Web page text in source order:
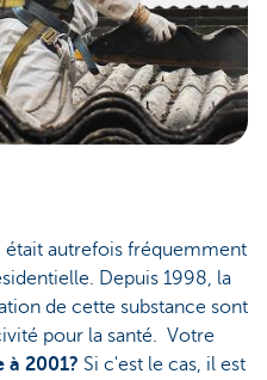
était autrefois fréquemment
Depuis 1998, la
de cette substance sont
pour la santé. Votre
à 2001? Si c'est le cas, il est